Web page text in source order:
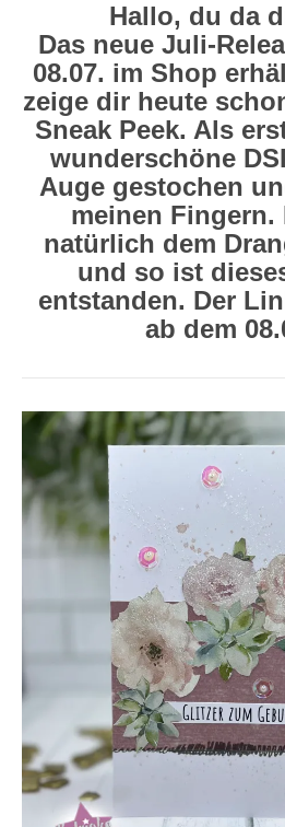
Hallo, du da
Das neue Juli-
08.07. im Shop
zeige dir heute
Sneak Peek. Als
wunderschöne
Auge gestochen
meinen Fingern.
natürlich dem
und so ist
entstanden. Der
ab dem